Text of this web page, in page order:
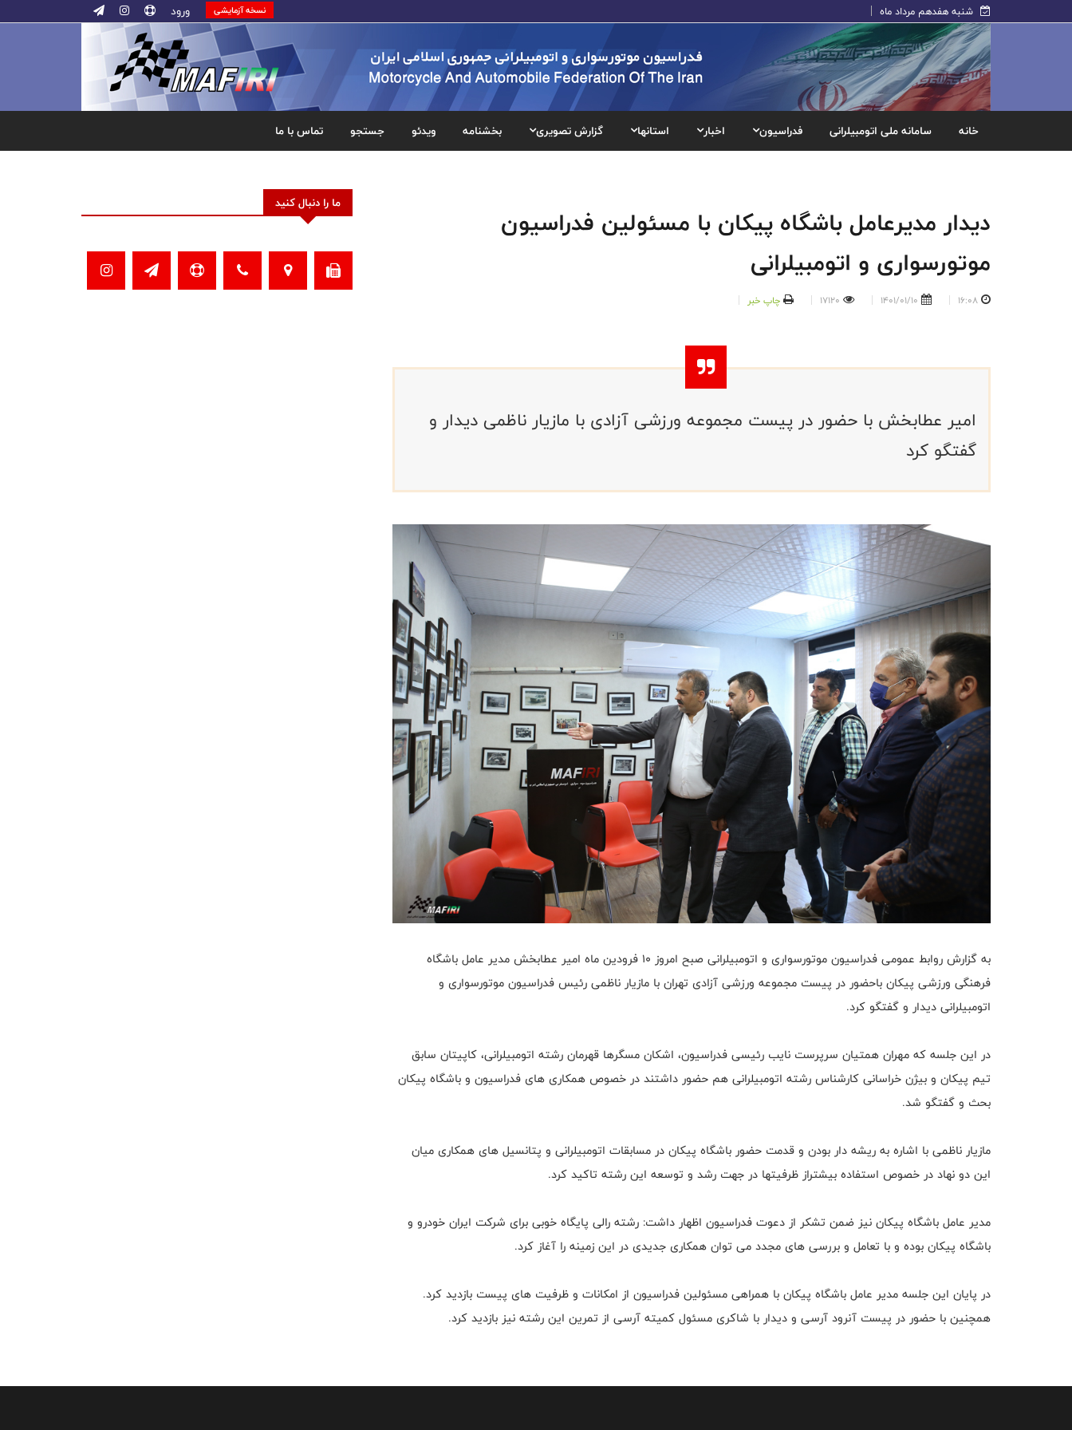
شنبه هفدهم مرداد ماه نسخه آزمایشی ورود
خانه سامانه ملی اتومبیلرانی فدراسیون اخبار استانها گزارش تصویری بخشنامه ویدئو جستجو تماس با ما
دیدار مدیرعامل باشگاه پیکان با مسئولین فدراسیون
موتورسواری و اتومبیلرانی
16:08
1401/01/10
17120 چاپ خبر
امير عطابخش با حضور در پیست مجموعه ورزشی آزادی با مازیار ناظمی دیدار و
گفتگو کرد
به گزارش روابط عمومی فدراسیون موتورسواری و اتومبیلرانی صبح امروز ۱۰ فرودین ماه امیر عطابخش مدير عامل باشگاه
فرهنگی ورزشی پيكان باحضور در پیست مجموعه ورزشی آزادی تهران با مازیار ناظمی رئیس فدراسیون موتورسواری و
اتومبیلرانی دیدار و گفتگو کرد.
در این جلسه که مهران همتیان سرپرست نایب رئیسی فدراسیون، اشکان مسگرها قهرمان رشته اتومبیلرانی، کاپیتان سابق
تیم پیکان و بیژن خراسانی کارشناس رشته اتومبیلرانی هم حضور داشتند در خصوص همکاری های فدراسیون و باشگاه پیکان
بحث و گفتگو شد.
مازیار ناظمی با اشاره به ريشه دار بودن و قدمت حضور باشگاه پیکان در مسابقات اتومبیلرانی و پتانسیل های همکاری میان
این دو نهاد در خصوص استفاده بيشتراز ظرفيتها در جهت رشد و توسعه این رشته تاکید کرد.
مدير عامل باشگاه پيكان نیز ضمن تشكر از دعوت فدراسیون اظهار داشت: رشته رالی پایگاه خوبی برای شرکت ایران خودرو و
باشگاه پیکان بوده و با تعامل و بررسی های مجدد می توان همکاری جدیدی در این زمینه را آغاز کرد.
در پایان این جلسه مدیر عامل باشگاه پیکان با همراهی مسئولین فدراسیون از امکانات و ظرفیت های پیست بازدید کرد.
همچنین با حضور در پیست آنرود آرسی و دیدار با شاکری مسئول کمیته آرسی از تمرین این رشته نیز بازدید کرد.
ما را دنبال کنید